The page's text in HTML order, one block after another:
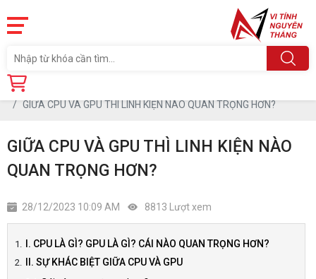
Trang chủ
GIỮA CPU VÀ GPU THÌ LINH KIỆN NÀO QUAN TRỌNG HƠN?
GIỮA CPU VÀ GPU THÌ LINH KIỆN NÀO
QUAN TRỌNG HƠN?
28/12/2023 10:09 AM 8813 Lượt xem
I. CPU LÀ GÌ? GPU LÀ GÌ? CÁI NÀO QUAN TRỌNG HƠN?
II. SỰ KHÁC BIỆT GIỮA CPU VÀ GPU